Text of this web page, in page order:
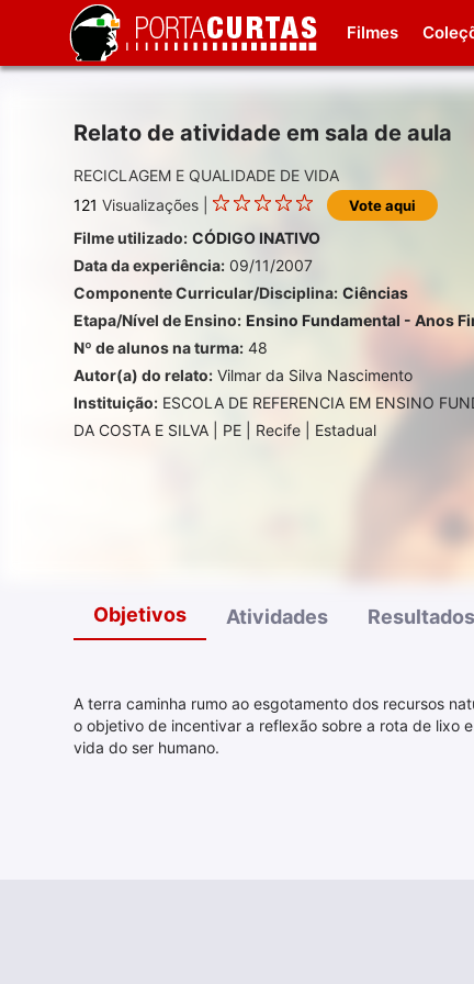
Filmes
Relato de atividade em sala de aula
RECICLAGEM E QUALIDADE DE VIDA
121 Visualizações | Vote aqui
Filme utilizado: CÓDIGO INATIVO
Data da experiência: 09/11/2007
Componente Curricular/Disciplina: Ciências
Etapa/Nível de Ensino: Ensino Fundamental - Anos
Nº de alunos na turma: 48
Autor(a) do relato: Vilmar da Silva Nascimento
Instituição: ESCOLA DE REFERENCIA EM ENSINO
DA COSTA E SILVA | PE | Recife | Estadual
Objetivos Atividades Resultados
A terra caminha rumo ao esgotamento dos recursos
o objetivo de incentivar a reflexão sobre a rota de lixo
vida do ser humano.